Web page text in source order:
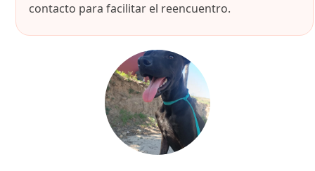
contacto para facilitar el reencuentro.